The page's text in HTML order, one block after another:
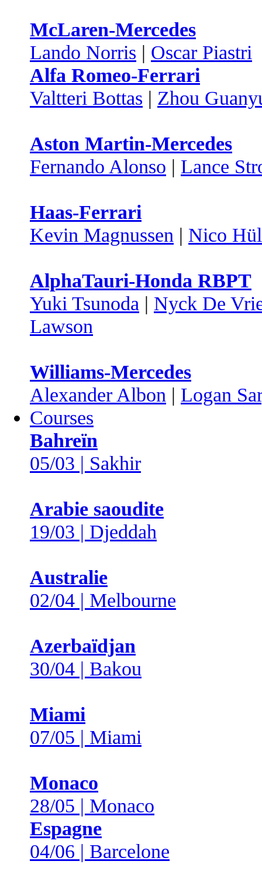
McLaren-Mercedes
Lando Norris | Oscar Piastri
Alfa Romeo-Ferrari
Valtteri Bottas | Zhou
Aston Martin-Mercedes
Fernando Alonso | Lance
Haas-Ferrari
Kevin Magnussen | Nico
AlphaTauri-Honda RBPT
Yuki Tsunoda | Nyck De
Lawson
Williams-Mercedes
Alexander Albon | Logan
Courses
Bahreïn
05/03 | Sakhir
Arabie saoudite
19/03 | Djeddah
Australie
02/04 | Melbourne
Azerbaïdjan
30/04 | Bakou
Miami
07/05 | Miami
Monaco
28/05 | Monaco
Espagne
04/06 | Barcelone